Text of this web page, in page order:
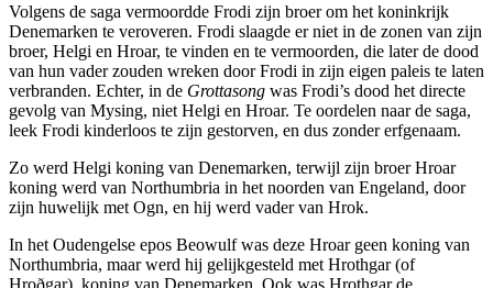
Volgens de saga vermoordde Frodi zijn broer om het koninkrijk
Denemarken te veroveren. Frodi slaagde er niet in de zonen van zijn
broer, Helgi en Hroar, te vinden en te vermoorden, die later de dood
van hun vader zouden wreken door Frodi in zijn eigen paleis te laten
verbranden. Echter, in de Grottasong was Frodi’s dood het directe
gevolg van Mysing, niet Helgi en Hroar. Te oordelen naar de saga,
leek Frodi kinderloos te zijn gestorven, en dus zonder erfgenaam.
Zo werd Helgi koning van Denemarken, terwijl zijn broer Hroar
koning werd van Northumbria in het noorden van Engeland, door
zijn huwelijk met Ogn, en hij werd vader van Hrok.
In het Oudengelse epos Beowulf was deze Hroar geen koning van
Northumbria, maar werd hij gelijkgesteld met Hrothgar (of
Hroðgar), koning van Denemarken. Ook was Hrothgar de